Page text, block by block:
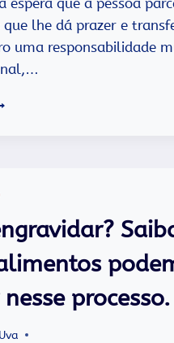
espera que a pessoa
que lhe dá prazer e
uma responsabilidade
processo.